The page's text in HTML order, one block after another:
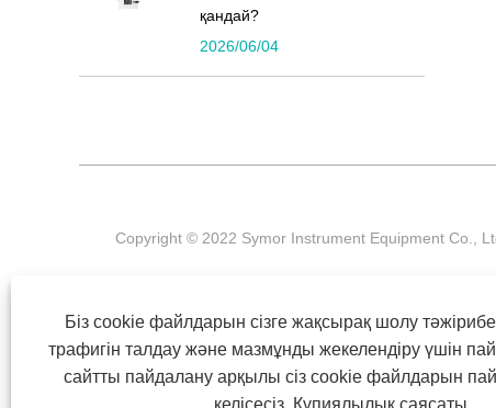
қандай?
2026/06/04
Copyright © 2022 Symor Instrument Equipment Co.,
ҮЙ БІЗ ТУРАЛЫ ӨНІМДЕР ЖАҢАЛЫҚТАР
Біз cookie файлдарын сізге жақсырақ шолу
трафигін талдау және мазмұнды жекелендіру үшін
сайтты пайдалану арқылы сіз cookie файлдарын
келісесіз. Құпиялылық саясаты